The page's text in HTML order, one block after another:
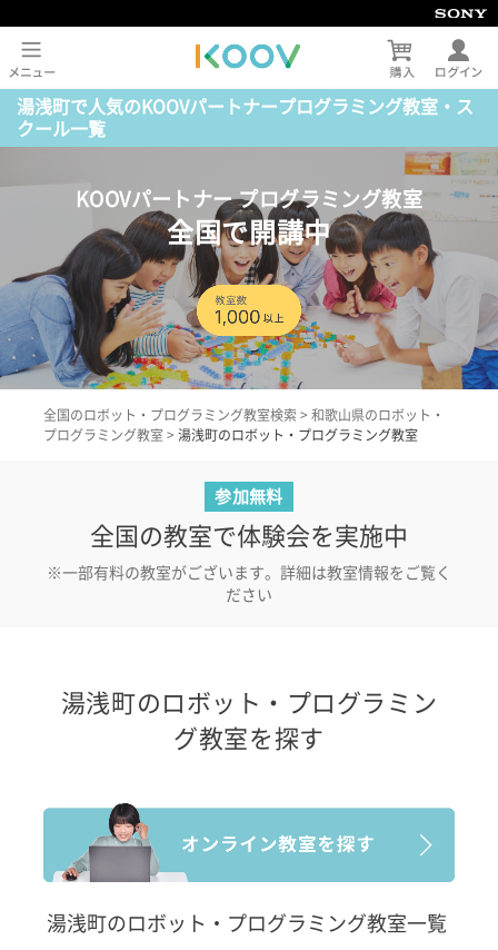
湯浅町で人気のKOOVパートナープログラミング教室・ス
クール一覧
KOOVパートナー プログラミング教室
全国で開講中
全国のロボット・プログラミング教室検索 > 和歌山県のロボット・
プログラミング教室 > 湯浅町のロボット・プログラミング教室
参加無料
全国の教室で体験会を実施中
※一部有料の教室がございます。詳細は教室情報をご覧く
ださい
湯浅町のロボット・プログラミン
グ教室を探す
湯浅町のロボット・プログラミング教室一覧